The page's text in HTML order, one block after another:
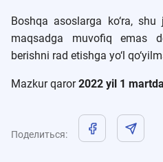
Boshqa asoslarga ko‘ra,
maqsadga muvofiq emas
berishni rad etishga yo‘l
Mazkur qaror2022 yil 1
Поделиться: